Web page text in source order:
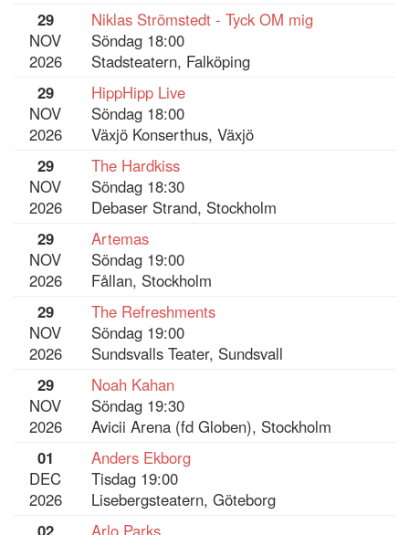
29
NOV
2026
Niklas Strömstedt - Tyck OM mig
Söndag 18:00
Stadsteatern, Falköping
29
NOV
2026
HippHipp Live
Söndag 18:00
Växjö Konserthus, Växjö
29
NOV
2026
The Hardkiss
Söndag 18:30
Debaser Strand, Stockholm
29
NOV
2026
Artemas
Söndag 19:00
Fållan, Stockholm
29
NOV
2026
The Refreshments
Söndag 19:00
Sundsvalls Teater, Sundsvall
29
NOV
2026
Noah Kahan
Söndag 19:30
Avicii Arena (fd Globen), Stockholm
01
DEC
2026
Anders Ekborg
Tisdag 19:00
Lisebergsteatern, Göteborg
02
Arlo Parks